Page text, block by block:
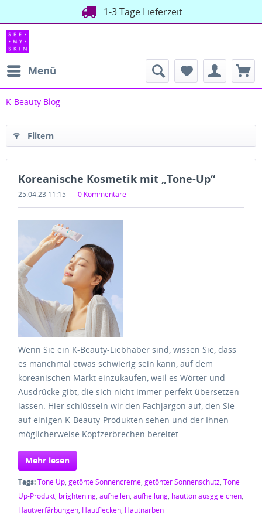
1-3 Tage Lieferzeit
Menü
K-Beauty Blog
Filtern
Koreanische Kosmetik mit „Tone-Up“
25.04.23 11:15 0 Kommentare
Wenn Sie ein K-Beauty-Liebhaber sind, wissen Sie, dass
es manchmal etwas schwierig sein kann, auf dem
koreanischen Markt einzukaufen, weil es Wörter und
Ausdrücke gibt, die sich nicht immer perfekt übersetzen
lassen. Hier schlüsseln wir den Fachjargon auf, den Sie
auf einigen K-Beauty-Produkten sehen und der Ihnen
möglicherweise Kopfzerbrechen bereitet.
Mehr lesen
Tags:Tone Up, getönte Sonnencreme, getönter Sonnenschutz, Tone
Up-Produkt, brightening, aufhellen, aufhellung, hautton ausggleichen,
Hautverfärbungen, Hautflecken, Hautnarben